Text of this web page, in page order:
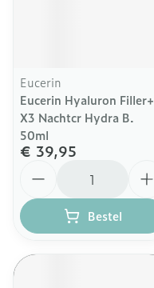
Eucerin
Eucerin Hyaluron Filler+
X3 Nachtcr Hydra B.
50ml
€ 39,95
Bestel